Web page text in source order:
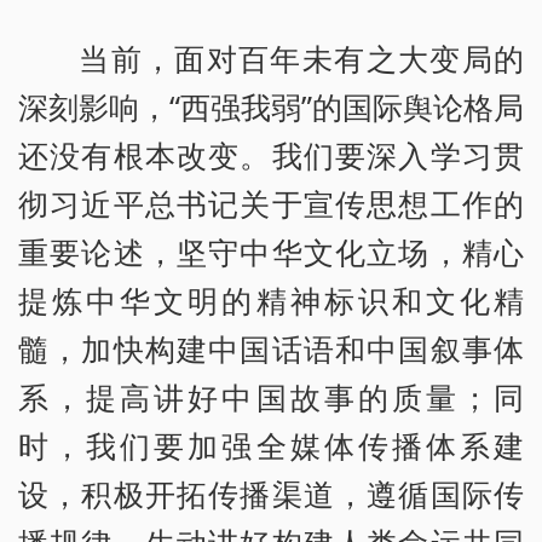
当前，面对百年未有之大变局的
深刻影响，“西强我弱”的国际舆论格局
还没有根本改变。我们要深入学习贯
彻习近平总书记关于宣传思想工作的
重要论述，坚守中华文化立场，精心
提炼中华文明的精神标识和文化精
髓，加快构建中国话语和中国叙事体
系，提高讲好中国故事的质量；同
时，我们要加强全媒体传播体系建
设，积极开拓传播渠道，遵循国际传